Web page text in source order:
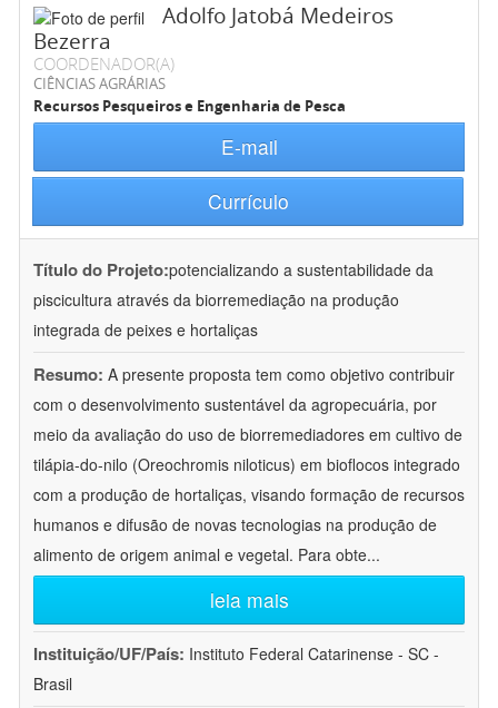
Adolfo Jatobá Medeiros
Bezerra
COORDENADOR(A)
CIÊNCIAS AGRÁRIAS
Recursos Pesqueiros e Engenharia de Pesca
E-mail
Currículo
Título do Projeto:potencializando a sustentabilidade da
piscicultura através da biorremediação na produção
integrada de peixes e hortaliças
Resumo: A presente proposta tem como objetivo contribuir
com o desenvolvimento sustentável da agropecuária, por
meio da avaliação do uso de biorremediadores em cultivo de
tilápia-do-nilo (Oreochromis niloticus) em bioflocos integrado
com a produção de hortaliças, visando formação de recursos
humanos e difusão de novas tecnologias na produção de
alimento de origem animal e vegetal. Para obte...
leia mais
Instituição/UF/País: Instituto Federal Catarinense - SC -
Brasil